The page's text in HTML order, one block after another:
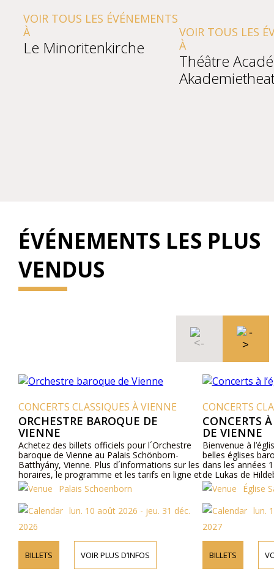
VOIR TOUS LES ÉVÉNEMENTS
À
Le Minoritenkirche
VOIR TOUS LES
À
Théâtre
ÉVÉNEMENTS LES PLUS
VENDUS
CONCERTS CLASSIQUES À VIENNE
ORCHESTRE BAROQUE DE
VIENNE
Achetez des billets officiels pour l´Orchestre
baroque de Vienne au Palais Schönborn-
Batthyány, Vienne. Plus d´informations sur les
horaires, le programme et les tarifs en ligne et
par téléphone.Palais Schoenborn
lun. 10 août 2026 - jeu. 31 déc.
2026
BILLETS VOIR PLUS D’INFOS
CONCERTS
CONCERTS À
DE VIENNE
Bienvenue à
belles églises
dans les années
de Lukas de
sous l’empire
fut construite à
aujourd’hui
culte depuis ce
Église
lun.
2027
BILLETS